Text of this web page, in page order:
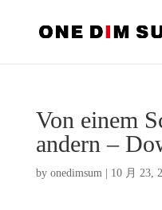
Von einem
andern –
by onedimsum| 10 月 23,